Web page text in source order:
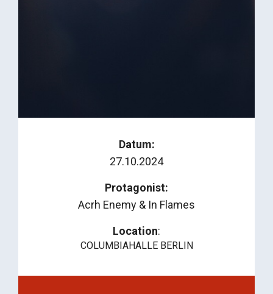
Datum:
27.10.2024
Protagonist:
Acrh Enemy & In Flames
Location:
COLUMBIAHALLE BERLIN